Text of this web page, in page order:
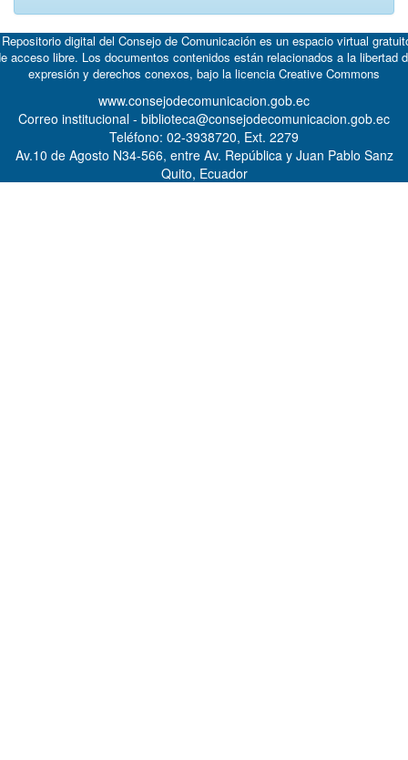
digital del Consejo de Comunicación es un espacio virtual
acceso libre. Los documentos contenidos están relacionados a la libertad
expresión y derechos conexos, bajo la licencia Creative Commons
www.consejodecomunicacion.gob.ec
Correo institucional - biblioteca@consejodecomunicacion.gob.ec
Teléfono: 02-3938720, Ext. 2279
Av.10 de Agosto N34-566, entre Av. República y Juan Pablo Sanz
Quito, Ecuador